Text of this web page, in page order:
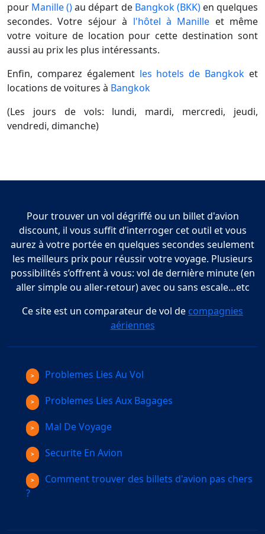
pour Manille ()au départ de Bangkok (BKK)en quelques
secondes. Votre séjour à l'hôtel à Manille et même
votre voiture de location pour cette destination sont
aussi au prix les plus intéressants.
Enfin, comparez également les hotels de Bangkok et
locations de voitures à Bangkok
(Les jours de vols: lundi, mardi, mercredi, jeudi,
vendredi, dimanche)
Pour trouver un vol dégriffé ou un billet d'avion
discount, il vous suffit d’interroger cet outil et vous
aurez à votre portée en quelques secondes seulement
les meilleurs prix pour réussir votre voyage. Plusieurs
possibilités s’offrent à vous: vol de dernière minute (en
aller simple ou aller-retour) avec ou sans escale…etc
Ce site est un comparateur de vol de compagnies
aériennes
Problemes Lies Au Vol
Problemes Lies Aux Bagages
Mal De Voyage
Securite En Avion
Comment trouver des billets d'avion pas chers
?